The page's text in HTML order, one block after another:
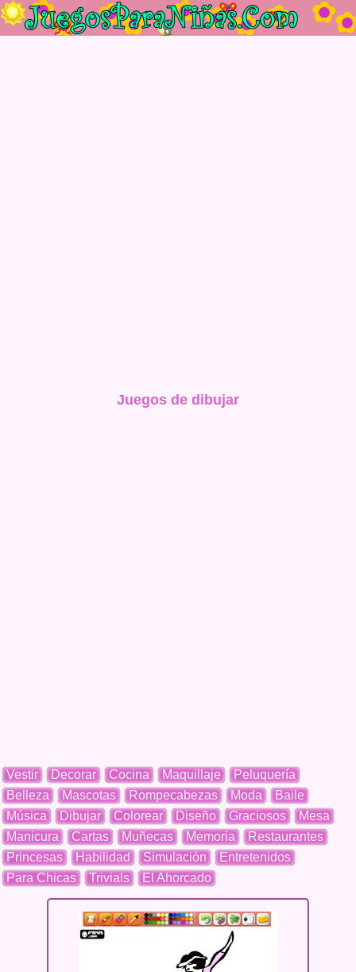
Juegos de dibujar
Vestir Decorar Cocina Maquillaje
Peluquería
Belleza
Mascotas Rompecabezas Moda
Baile
Música
Dibujar Colorear Diseño Graciosos
Mesa
Manicura
Cartas Muñecas Memoria
Restaurantes
Princesas
Habilidad Simulación
Entretenidos
Para Chicas
Trivials El Ahorcado